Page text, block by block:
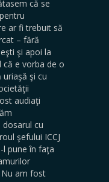
că se
ar fi trebuit să
– fără
şi apoi la
că e vorba de o
şi cu
audiaţi
cu
şefului ICCJ
l pune în faţa
am fost